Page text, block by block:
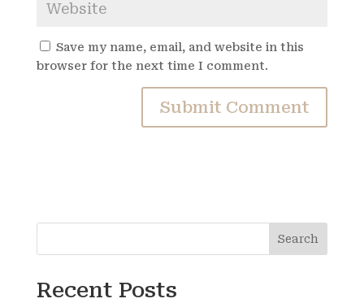
Save my name, email, and website in this
browser for the next time I comment.
Search
Recent Posts